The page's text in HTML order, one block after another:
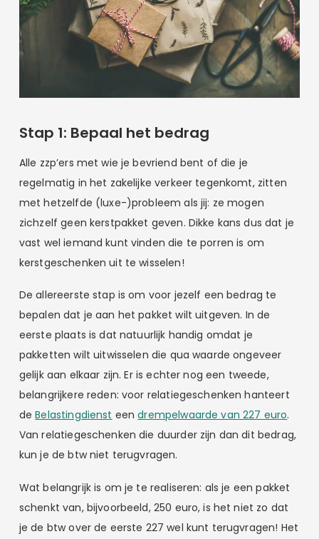
Stap 1: Bepaal het bedrag
Alle zzp’ers met wie je bevriend bent of die je
regelmatig in het zakelijke verkeer tegenkomt, zitten
met hetzelfde (luxe-)probleem als jij: ze mogen
zichzelf geen kerstpakket geven. Dikke kans dus dat je
vast wel iemand kunt vinden die te porren is om
kerstgeschenken uit te wisselen!
De allereerste stap is om voor jezelf een bedrag te
bepalen dat je aan het pakket wilt uitgeven. In de
eerste plaats is dat natuurlijk handig omdat je
pakketten wilt uitwisselen die qua waarde ongeveer
gelijk aan elkaar zijn. Er is echter nog een tweede,
belangrijkere reden: voor relatiegeschenken hanteert
deBelastingdienst eendrempelwaarde van 227 euro.
Van relatiegeschenken die duurder zijn dan dit bedrag,
kun je de btw niet terugvragen.
Wat belangrijk is om je te realiseren: als je een pakket
schenkt van, bijvoorbeeld, 250 euro, is het niet zo dat
je de btw over de eerste 227 wel kunt terugvragen! Het